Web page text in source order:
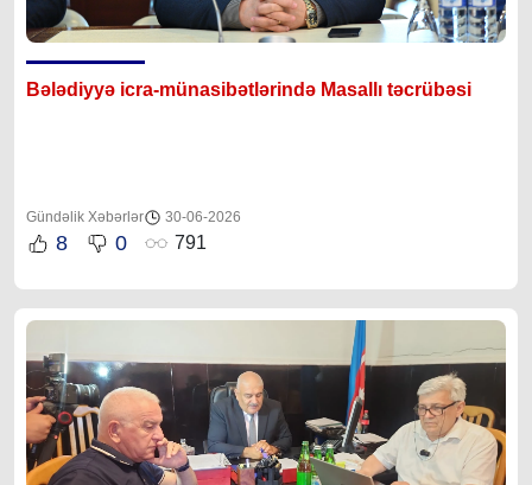
Bələdiyyə icra-münasibətlərində Masallı təcrübəsi
Gündəlik Xəbərlər 30-06-2026
8 0 791